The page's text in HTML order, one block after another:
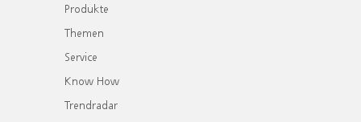
Produkte
Themen
Service
Know How
Trendradar